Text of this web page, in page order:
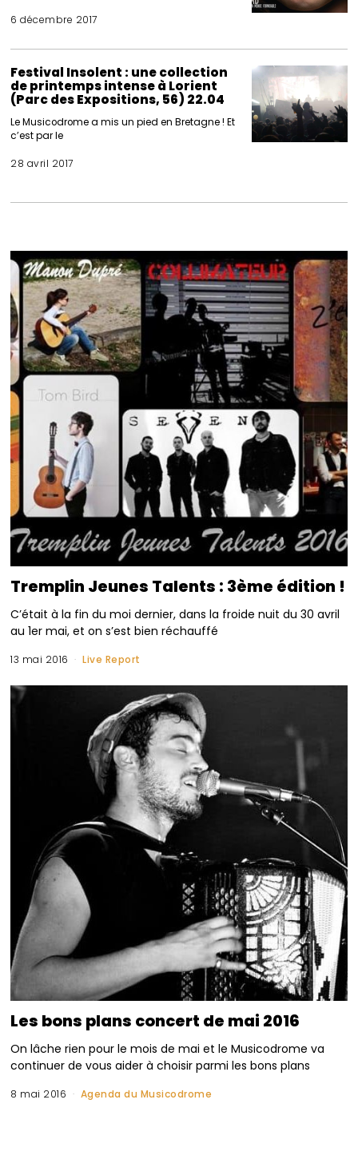
6 décembre 2017
Festival Insolent : une collection
de printemps intense à Lorient
(Parc des Expositions, 56) 22.04
Le Musicodrome a mis un pied en Bretagne ! Et
c’est par le
28 avril 2017
Tremplin Jeunes Talents : 3ème édition !
C’était à la fin du moi dernier, dans la froide nuit du 30 avril
au 1er mai, et on s’est bien réchauffé
13 mai 2016 Live Report
Les bons plans concert de mai 2016
On lâche rien pour le mois de mai et le Musicodrome va
continuer de vous aider à choisir parmi les bons plans
8 mai 2016 Agenda du Musicodrome